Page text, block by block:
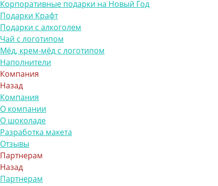
Корпоративные подарки на Новый Год
Подарки Крафт
Подарки с алкоголем
Чай с логотипом
Мёд, крем-мёд с логотипом
Наполнители
Компания
Назад
Компания
О компании
О шоколаде
Разработка макета
Отзывы
Партнерам
Назад
Партнерам